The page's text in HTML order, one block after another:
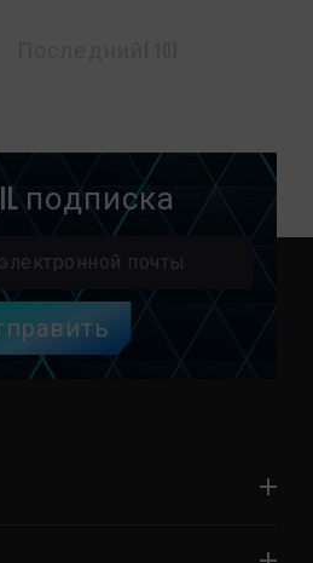
подписка